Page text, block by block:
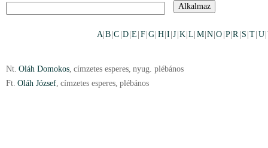
A| B |C D |E F |G H I |J K |L M |N |O P |R S |T U
Nt. Oláh Domokos, címzetes esperes, nyug. plébános
Ft. Oláh József, címzetes esperes, plébános